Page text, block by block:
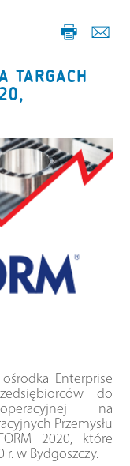
TARGACH
Enterprise
do
na
Przemysłu
2020, które
w Bydgoszczy.